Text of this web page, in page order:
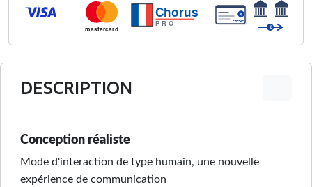
mastercard
Chorus
PRO
€
€
DESCRIPTION
Conception réaliste
Mode d'interaction de type humain, une nouvelle
expérience de communication